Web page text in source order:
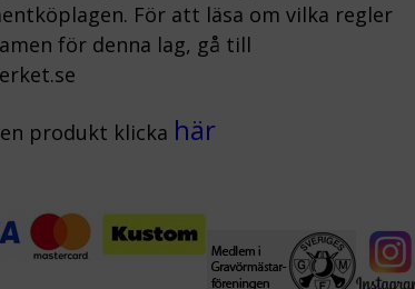
För att läsa om vilka regler
för denna lag, gå till
e
produkt klicka här